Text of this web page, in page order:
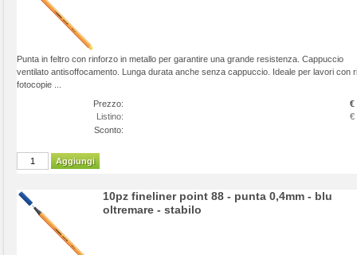
Punta in feltro con rinforzo in metallo per garantire una grande resistenza. Cappuccio
ventilato antisoffocamento. Lunga durata anche senza cappuccio. Ideale per lavori con
fotocopie ...
Prezzo:
€
Listino:
€
Sconto:
Aggiungi
10pz fineliner point 88 - punta 0,4mm - blu
oltremare - stabilo